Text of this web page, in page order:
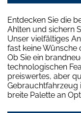
Entdecken Sie die
Ahlten und sichern
Unser vielfältiges
fast keine Wünsche
Ob Sie ein
technologischen
preiswertes, aber
Gebrauchtfahrzeug
breite Palette an